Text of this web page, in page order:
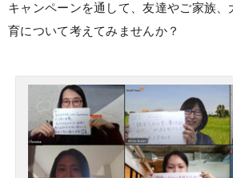
キャンペーンを通して、友達やご家族、
育について考えてみませんか？